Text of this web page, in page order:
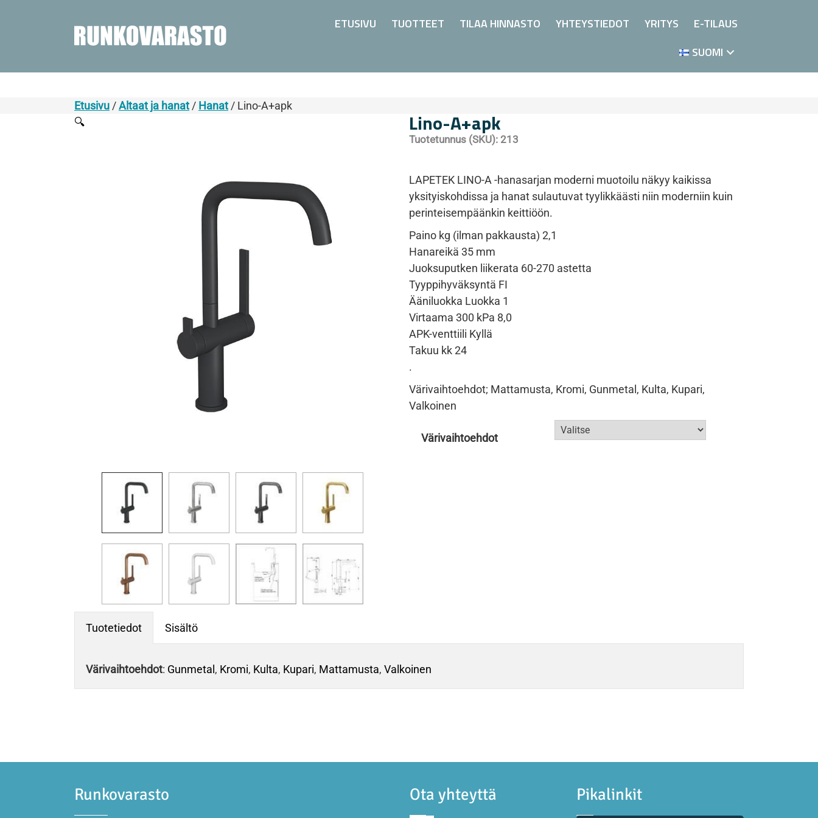
ETUSIVU TUOTTEET TILAA HINNASTO YHTEYSTIEDOT YRITYS
E-TILAUS
SUOMI
Etusivu /Altaat ja hanat / Hanat / Lino-A+apk
🔍
Lino-A+apk
Tuotetunnus (SKU): 213
LAPETEK LINO-A -hanasarjan moderni muotoilu näkyy kaikissa
yksityiskohdissa ja hanat sulautuvat tyylikkäästi niin moderniin kuin
perinteisempäänkin keittiöön.
Paino kg (ilman pakkausta) 2,1
Hanareikä 35 mm
Juoksuputken liikerata 60-270 astetta
Tyyppihyväksyntä FI
Ääniluokka Luokka 1
Virtaama 300 kPa​ 8,0
APK-venttiili Kyllä
Takuu kk 24
.
Värivaihtoehdot; Mattamusta, Kromi, Gunmetal, Kulta, Kupari,
Valkoinen
Värivaihtoehdot
Tuotetiedot Sisältö
Värivaihtoehdot: Gunmetal , Kromi, Kulta, Kupari, Mattamusta, Valkoinen
Runkovarasto Ota yhteyttä Pikalinkit